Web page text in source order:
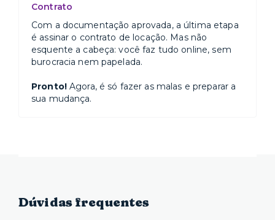
Contrato
Com a documentação aprovada, a última etapa
é assinar o contrato de locação. Mas não
esquente a cabeça: você faz tudo online, sem
burocracia nem papelada.
Pronto!Agora, é só fazer as malas e preparar a
sua mudança.
Dúvidas frequentes